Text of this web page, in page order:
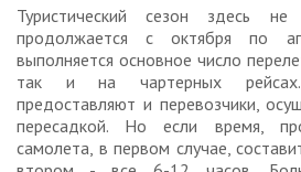
Туристический сезон здесь
продолжается с октября по
выполняется основное число
так и на чартерных
предоставляют и перевозчики,
пересадкой. Но если время,
самолета, в первом случае,